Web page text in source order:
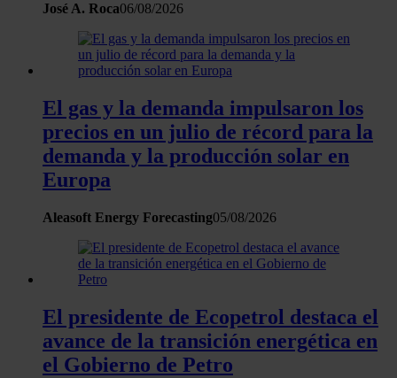
José A. Roca06/08/2026
El gas y la demanda impulsaron los
precios en un julio de récord para la
demanda y la producción solar en
Europa
Aleasoft Energy Forecasting05/08/2026
El presidente de Ecopetrol destaca el
avance de la transición energética en
el Gobierno de Petro